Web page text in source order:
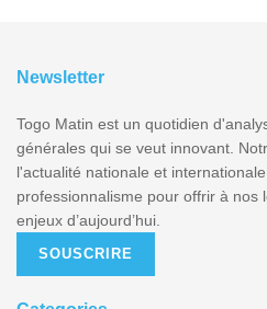
Newsletter
Togo Matin est un quotidien
générales qui se veut innovant.
l'actualité nationale et
professionnalisme pour offrir à nos
enjeux d’aujourd’hui.
SOUSCRIRE